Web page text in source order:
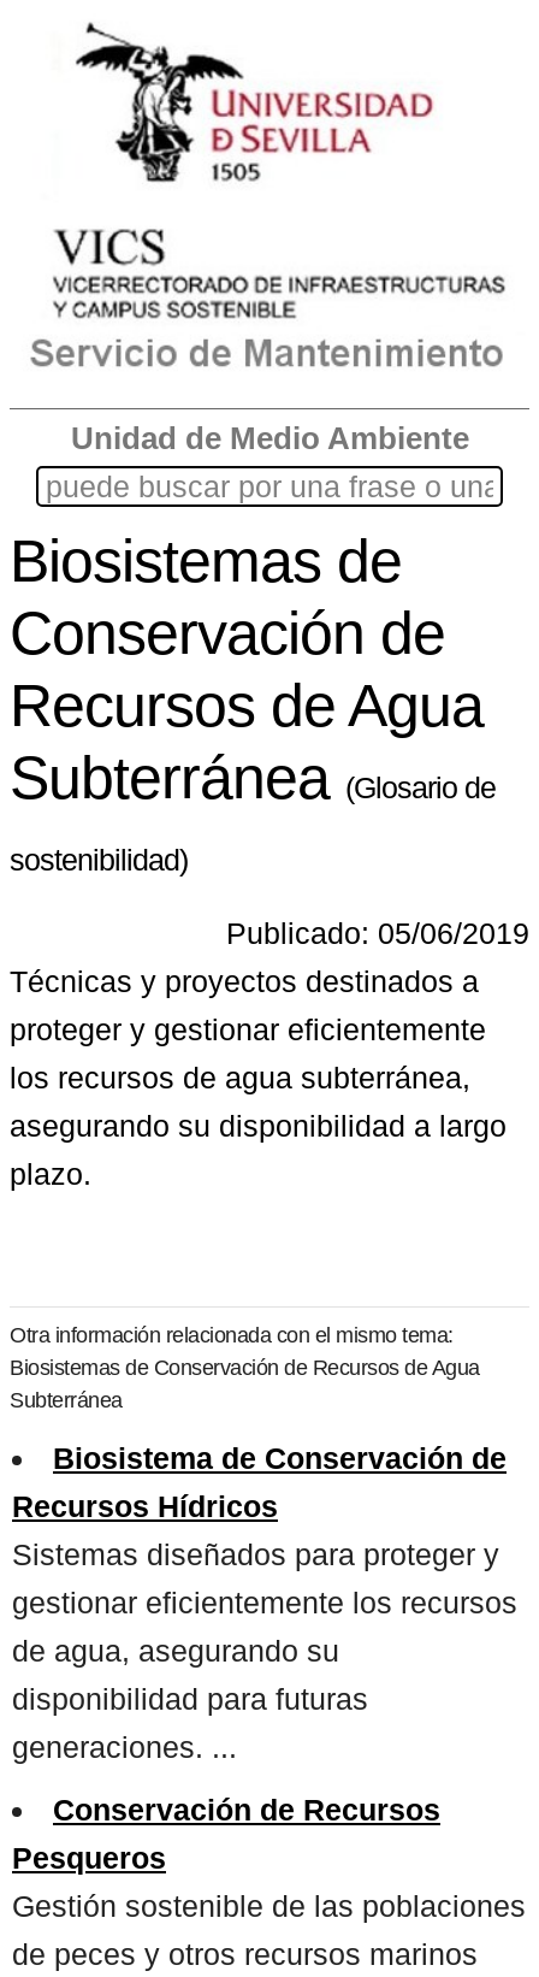
Unidad de Medio Ambiente
Biosistemas de
Conservación de
Recursos de Agua
Subterránea (Glosario de
sostenibilidad)
Publicado: 05/06/2019
Técnicas y proyectos destinados a
proteger y gestionar eficientemente
los recursos de agua subterránea,
asegurando su disponibilidad a largo
plazo.
Otra información relacionada con el mismo tema:
Biosistemas de Conservación de Recursos de Agua
Subterránea
Biosistema de Conservación de
Recursos Hídricos
Sistemas diseñados para proteger y
gestionar eficientemente los recursos
de agua, asegurando su
disponibilidad para futuras
generaciones. ...
Conservación de Recursos
Pesqueros
Gestión sostenible de las poblaciones
de peces y otros recursos marinos